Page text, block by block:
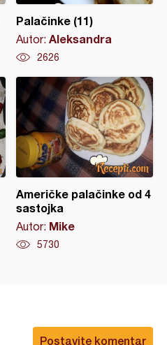
Palačinke (11)
Autor: Aleksandra
2626
Američke palačinke od 4
sastojka
Autor: Mike
5730
Postavite komentar